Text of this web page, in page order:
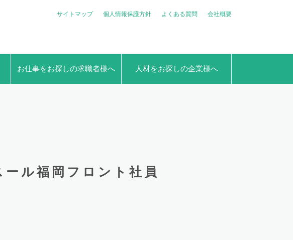
サイトマップ 個人情報保護方針 よくある質問 会社概要
お仕事をお探しの求職者様へ 人材をお探しの企業様へ
ル福岡フロント社員